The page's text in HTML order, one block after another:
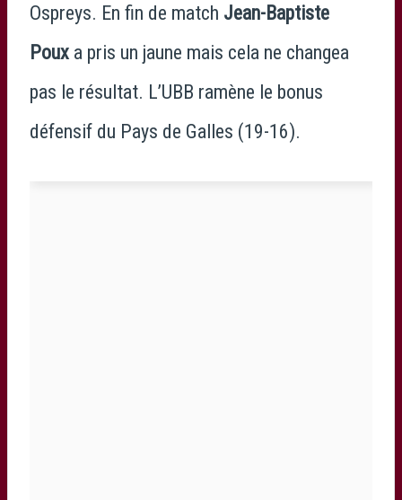
Ospreys. En fin de match Jean-Baptiste
Poux a pris un jaune mais cela ne changea
pas le résultat. L’UBB ramène le bonus
défensif du Pays de Galles (19-16).